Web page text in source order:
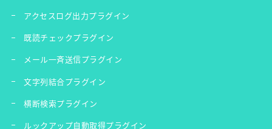
アクセスログ出力プラグイン
既読チェックプラグイン
メール一斉送信プラグイン
文字列結合プラグイン
横断検索プラグイン
ルックアップ自動取得プラグイン